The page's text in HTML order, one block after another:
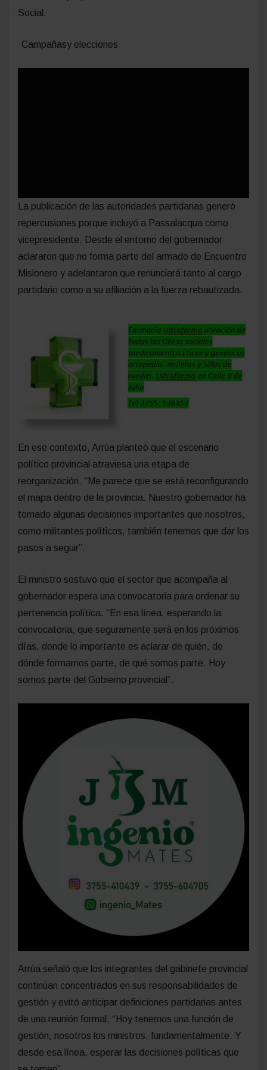
Social.
Campañasy elecciones
La publicación de las autoridades partidarias generó
repercusiones porque incluyó a Passalacqua como
vicepresidente. Desde el entorno del gobernador
aclararon que no forma parte del armado de Encuentro
Misionero y adelantaron que renunciará tanto al cargo
partidario como a su afiliación a la fuerza rebautizada.
En ese contexto, Arrúa planteó que el escenario
político provincial atraviesa una etapa de
reorganización. “Me parece que se está reconfigurando
el mapa dentro de la provincia. Nuestro gobernador ha
tomado algunas decisiones importantes que nosotros,
como militantes políticos, también tenemos que dar los
pasos a seguir”.
El ministro sostuvo que el sector que acompaña al
gobernador espera una convocatoria para ordenar su
pertenencia política. “En esa línea, esperando la
convocatoria, que seguramente será en los próximos
días, donde lo importante es aclarar de quién, de
dónde formamos parte, de qué somos parte. Hoy
somos parte del Gobierno provincial”.
Arrúa señaló que los integrantes del gabinete provincial
continúan concentrados en sus responsabilidades de
gestión y evitó anticipar definiciones partidarias antes
de una reunión formal. “Hoy tenemos una función de
gestión, nosotros los ministros, fundamentalmente. Y
desde esa línea, esperar las decisiones políticas que